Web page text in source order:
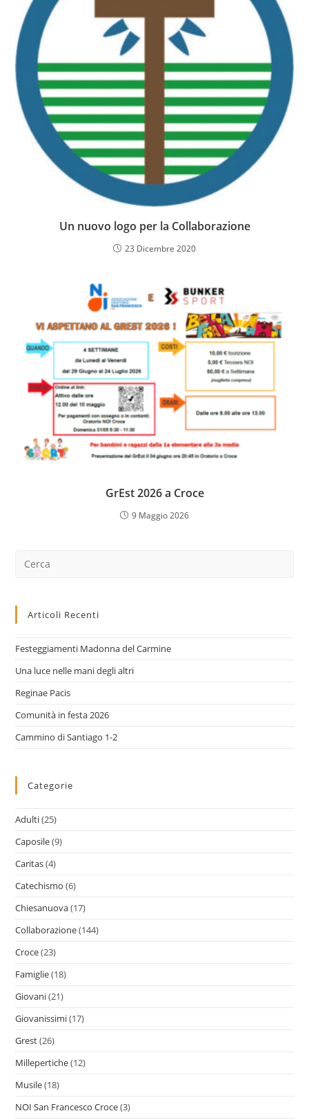
Un nuovo logo per la Collaborazione
23 Dicembre 2020
GrEst 2026 a Croce
9 Maggio 2026
nel
Articoli Recenti
Festeggiamenti Madonna del Carmine
Una luce nelle mani degli altri
Reginae Pacis
Comunità in festa 2026
Cammino di Santiago 1-2
Categorie
Adulti(25)
Caposile(9)
Caritas(4)
Catechismo (6)
Chiesanuova(17)
Collaborazione(144)
Croce(23)
Famiglie(18)
Giovani(21)
Giovanissimi(17)
Grest(26)
Millepertiche(12)
Musile(18)
NOI San Francesco Croce(3)